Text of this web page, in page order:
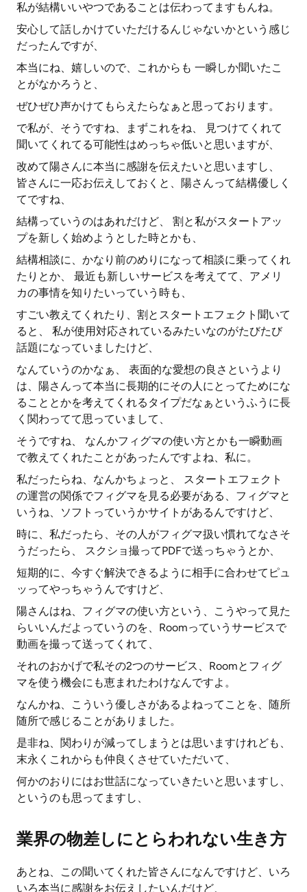
私が結構いいやつであることは伝わってますもんね。
安心して話しかけていただけるんじゃないかという感じ
だったんですが、
本当にね、嬉しいので、これからも 一瞬しか聞いたこ
とがなかろうと、
ぜひぜひ声かけてもらえたらなぁと思っております。
で私が、そうですね、まずこれをね、 見つけてくれて
聞いてくれてる可能性はめっちゃ低いと思いますが、
改めて陽さんに本当に感謝を伝えたいと思いますし、
皆さんに一応お伝えしておくと、陽さんって結構優しく
てですね、
結構っていうのはあれだけど、 割と私がスタートアッ
プを新しく始めようとした時とかも、
結構相談に、かなり前のめりになって相談に乗ってくれ
たりとか、 最近も新しいサービスを考えてて、アメリ
カの事情を知りたいっていう時も、
すごい教えてくれたり、割とスタートエフェクト聞いて
ると、 私が使用対応されているみたいなのがたびたび
話題になっていましたけど、
なんていうのかなぁ、 表面的な愛想の良さというより
は、陽さんって本当に長期的にその人にとってためにな
ることとかを考えてくれるタイプだなぁというふうに長
く関わってて思っていまして、
そうですね、 なんかフィグマの使い方とかも一瞬動画
で教えてくれたことがあったんですよね、私に。
私だったらね、なんかちょっと、 スタートエフェクト
の運営の関係でフィグマを見る必要がある、フィグマと
いうね、ソフトっていうかサイトがあるんですけど、
時に、私だったら、その人がフィグマ扱い慣れてなさそ
うだったら、 スクショ撮ってPDFで送っちゃうとか、
短期的に、今すぐ解決できるように相手に合わせてピュ
ッってやっちゃうんですけど、
陽さんはね、フィグマの使い方という、こうやって見た
らいいんだよっていうのを、Roomっていうサービスで
動画を撮って送ってくれて、
それのおかげで私その2つのサービス、Roomとフィグ
マを使う機会にも恵まれたわけなんですよ。
なんかね、こういう優しさがあるよねってことを、随所
随所で感じることがありました。
是非ね、関わりが減ってしまうとは思いますけれども、
末永くこれからも仲良くさせていただいて、
何かのおりにはお世話になっていきたいと思いますし、
というのも思ってますし、
業界の物差しにとらわれない生き方
あとね、この聞いてくれた皆さんになんですけど、いろ
いろ本当に感謝をお伝えしたいんだけど、